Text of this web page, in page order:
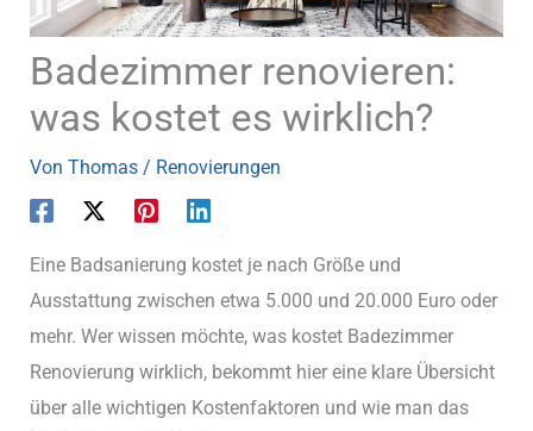
Badezimmer renovieren:
was kostet es wirklich?
Von Thomas / Renovierungen
Eine Badsanierung kostet je nach Größe und
Ausstattung zwischen etwa 5.000 und 20.000 Euro oder
mehr. Wer wissen möchte, was kostet Badezimmer
Renovierung wirklich, bekommt hier eine klare Übersicht
über alle wichtigen Kostenfaktoren und wie man das